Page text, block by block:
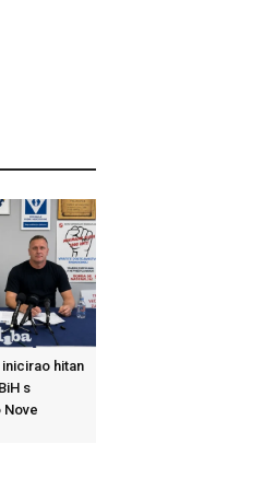
hitan
s
Nove